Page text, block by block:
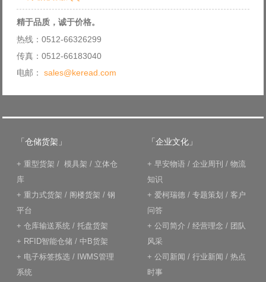
精于品质，诚于价格。
热线：0512-66326299
传真：0512-66183040
电邮： sales@keread.com
「仓储货架」
+ 重型货架 / 模具架 / 立体仓
库
+ 重力式货架 / 阁楼货架 / 钢
平台
+ 仓库输送系统 / 托盘货架
+ RFID智能仓储 / 中B货架
+ 电子标签拣选 / IWMS管理
系统
「企业文化」
+ 早安物语 / 企业周刊 / 物流
知识
+ 爱柯瑞德 / 专题策划 / 客户
问答
+ 公司简介 / 经营理念 / 团队
风采
+ 公司新闻 / 行业新闻 / 热点
时事